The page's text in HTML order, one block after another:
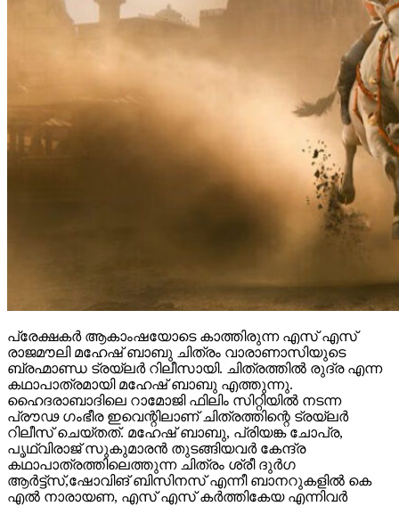
പ്രേക്ഷകർ ആകാംഷയോടെ കാത്തിരുന്ന എസ് എസ്
രാജമൗലി മഹേഷ് ബാബു ചിത്രം വാരാണാസിയുടെ
ബ്രഹ്മാണ്ഡ ട്രയ്ലർ റിലീസായി. ചിത്രത്തിൽ രുദ്ര എന്ന
കഥാപാത്രമായി മഹേഷ് ബാബു എത്തുന്നു.
ഹൈദരാബാദിലെ റാമോജി ഫിലിം സിറ്റിയിൽ നടന്ന
പ്രൗഢ ഗംഭീര ഇവെന്റിലാണ് ചിത്രത്തിന്റെ ട്രയ്ലർ
റിലീസ് ചെയ്തത്. മഹേഷ് ബാബു, പ്രിയങ്ക ചോപ്ര,
പൃഥ്വിരാജ് സുകുമാരൻ തുടങ്ങിയവർ കേന്ദ്ര
കഥാപാത്രത്തിലെത്തുന്ന ചിത്രം ശ്രീ ദുർഗ
ആർട്ട്സ്,ഷോവിങ് ബിസിനസ് എന്നീ ബാനറുകളിൽ കെ
എൽ നാരായണ, എസ് എസ് കർത്തികേയ എന്നിവർ